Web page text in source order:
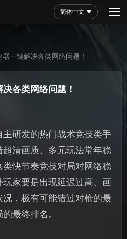
简体中文
一键解决各类网络问题！
各类网络问题！
研发的热门战术竞技类手
清画质、多元玩法常年稳
类快节奏竞技对局对网络稳
家要是出现延迟过高、画
，极有可能错过对枪的最
最终排名。